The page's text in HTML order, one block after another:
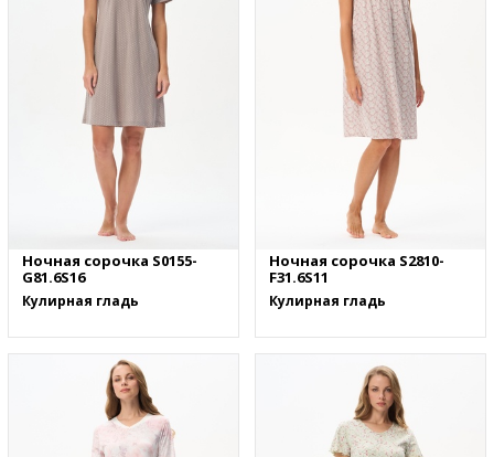
Ночная сорочка S0155-
G81.6S16
Кулирная гладь
Ночная сорочка S2810-
F31.6S11
Кулирная гладь